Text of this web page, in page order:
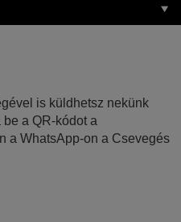
is küldhetsz nekünk
a QR-kódot a
a WhatsApp-on a Csevegés